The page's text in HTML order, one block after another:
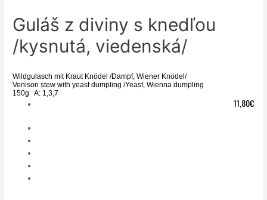
Guláš z diviny s knedľou
/kysnutá, viedenská/
Wildgulasch mit Kraut Knödel /Dampf, Wiener Knödel/
Venison stew with yeast dumpling /Yeast, Wienna dumpling
150g A: 1,3,7
11,80€